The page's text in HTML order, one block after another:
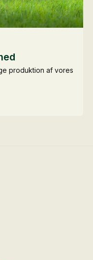
produktion af vores